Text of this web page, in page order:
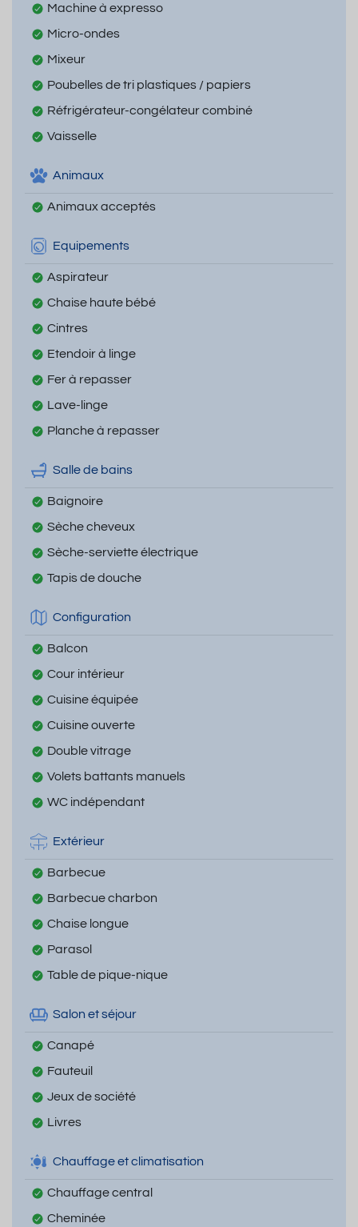
Machine à expresso
Micro-ondes
Mixeur
Poubelles de tri plastiques / papiers
Réfrigérateur-congélateur combiné
Vaisselle
Animaux
Animaux acceptés
Equipements
Aspirateur
Chaise haute bébé
Cintres
Etendoir à linge
Fer à repasser
Lave-linge
Planche à repasser
Salle de bains
Baignoire
Sèche cheveux
Sèche-serviette électrique
Tapis de douche
Configuration
Balcon
Cour intérieur
Cuisine équipée
Cuisine ouverte
Double vitrage
Volets battants manuels
WC indépendant
Extérieur
Barbecue
Barbecue charbon
Chaise longue
Parasol
Table de pique-nique
Salon et séjour
Canapé
Fauteuil
Jeux de société
Livres
Chauffage et climatisation
Chauffage central
Cheminée